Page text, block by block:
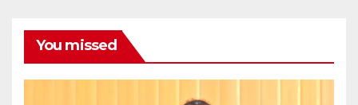
You missed